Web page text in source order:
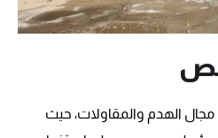
مجال الهدم والمقاولات، حيث